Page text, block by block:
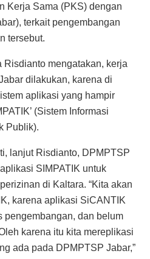
Kerja Sama (PKS) dengan
terkait pengembangan
tersebut.
mengatakan, kerja
dilakukan, karena di
aplikasi yang hampir
(Sistem Informasi
Publik).
lanjut Risdianto, DPMPTSP
SIMPATIK untuk
di Kaltara. “Kita akan
karena aplikasi SiCANTIK
pengembangan, dan belum
karena itu kita mereplikasi
ada pada DPMPTSP Jabar,”